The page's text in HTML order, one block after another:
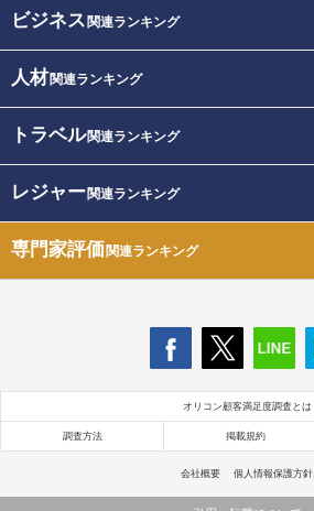
ビジネス 関連ランキング
人材関連ランキング
トラベル関連ランキング
レジャー関連ランキング
専門家評価関連ランキング
オリコン顧客満足度調査とは
調査方法 掲載規約
会社概要 個人情報保護方針